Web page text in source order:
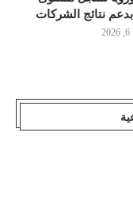
نتائج الشركات